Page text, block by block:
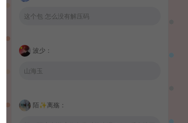
这个包 怎么没有解压码
波少：
山海玉
陌✨离殇：